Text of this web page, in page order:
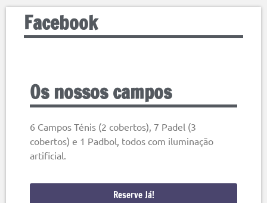
Facebook
Os nossos campos
6 Campos Ténis (2 cobertos), 7 Padel (3
cobertos) e 1 Padbol, todos com iluminação
artificial.
Reserve Já!